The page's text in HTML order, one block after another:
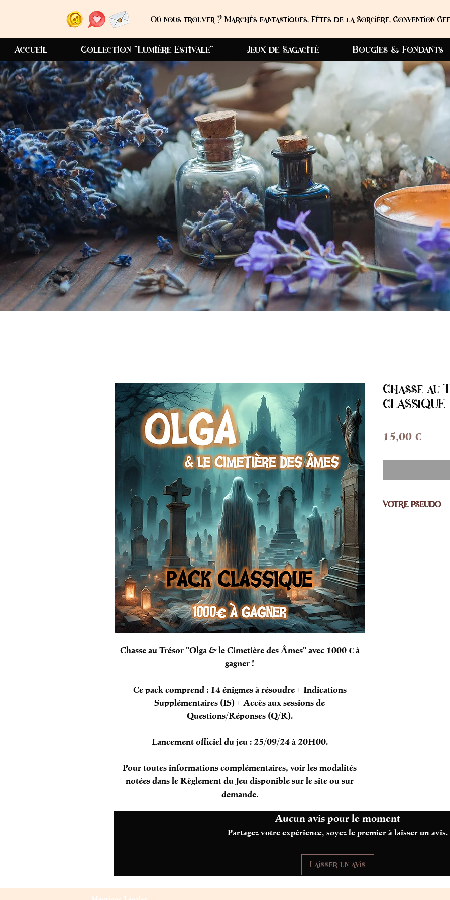
Où nous trouver ? Marchés fantastiques, Fêtes de la Sorcière, Convention
Accueil Collection "Lumière Estivale" Jeux de Sagacité Bougies & Fondants
Chasse au Trésor "Olga & le Cimetière des Âmes" avec 1000 € à
gagner !
Ce pack comprend : 14 énigmes à résoudre + Indications
Supplémentaires (IS) + Accès aux sessions de
Questions/Réponses (Q/R).
Lancement officiel du jeu : 25/09/24 à 20H00.
Pour toutes informations complémentaires, voir les modalités
notées dans le Règlement du Jeu disponible sur le site ou sur
demande.
Chasse au
CLASSIQUE
15,00 €Prix
VOTRE PSEUDO
Aucun avis pour le moment
Partagez votre expérience, soyez le premier à laisser un avis.
Laisser un avis